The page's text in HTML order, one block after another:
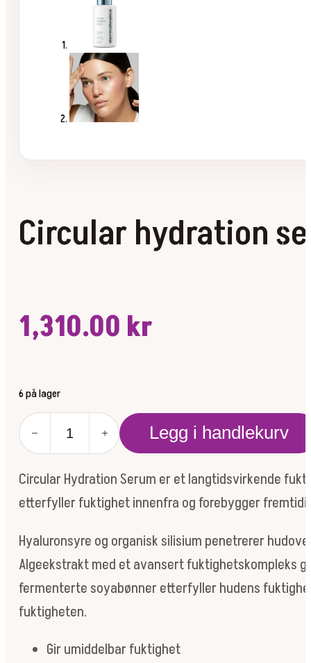
Circular hydration
1,310.00 kr
6 på lager
Circular
hydration
serum
antall
Legg i handlekurv
Circular Hydration Serum er et langtidsvirkende
etterfyller fuktighet innenfra og forebygger
Hyaluronsyre og organisk silisium penetrerer
Algeekstrakt med et avansert fuktighetskompleks
fermenterte soyabønner etterfyller hudens
fuktigheten.
Gir umiddelbar fuktighet